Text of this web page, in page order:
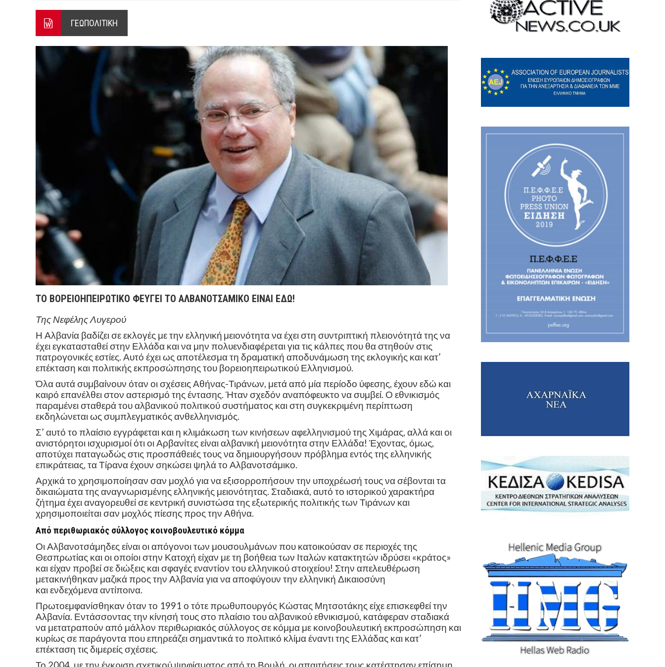
ΓΕΩΠΟΛΙΤΙΚΗ
ΤΟ ΒΟΡΕΙΟΗΠΕΙΡΩΤΙΚΟ ΦΕΥΓΕΙ ΤΟ ΑΛΒΑΝΟΤΣΑΜΙΚΟ ΕΙΝΑΙ ΕΔΩ!
Της Νεφέλης Λυγερού
Η Αλβανία βαδίζει σε εκλογές με την ελληνική μειονότητα να έχει στη συντριπτική πλειονότητά της να
έχει εγκατασταθεί στην Ελλάδα και να μην πολυενδιαφέρεται για τις κάλπες που θα στηθούν στις
πατρογονικές εστίες. Αυτό έχει ως αποτέλεσμα τη δραματική αποδυνάμωση της εκλογικής και κατ’
επέκταση και πολιτικής εκπροσώπησης του βορειοηπειρωτικού Ελληνισμού.
Όλα αυτά συμβαίνουν όταν οι σχέσεις Αθήνας-Τιράνων, μετά από μία περίοδο ύφεσης, έχουν εδώ και
καιρό επανέλθει στον αστερισμό της έντασης. Ήταν σχεδόν αναπόφευκτο να συμβεί. Ο εθνικισμός
παραμένει σταθερά του αλβανικού πολιτικού συστήματος και στη συγκεκριμένη περίπτωση
εκδηλώνεται ως συμπλεγματικός ανθελληνισμός.
Σ’ αυτό το πλαίσιο εγγράφεται και η κλιμάκωση των κινήσεων αφελληνισμού της Χιμάρας, αλλά και οι
ανιστόρητοι ισχυρισμοί ότι οι Αρβανίτες είναι αλβανική μειονότητα στην Ελλάδα! Έχοντας, όμως,
αποτύχει παταγωδώς στις προσπάθειές τους να δημιουργήσουν πρόβλημα εντός της ελληνικής
επικράτειας, τα Τίρανα έχουν σηκώσει ψηλά το Αλβανοτσάμικο.
Αρχικά το χρησιμοποίησαν σαν μοχλό για να εξισορροπήσουν την υποχρέωσή τους να σέβονται τα
δικαιώματα της αναγνωρισμένης ελληνικής μειονότητας. Σταδιακά, αυτό το ιστορικού χαρακτήρα
ζήτημα έχει αναγορευθεί σε κεντρική συνιστώσα της εξωτερικής πολιτικής των Τιράνων και
χρησιμοποιείται σαν μοχλός πίεσης προς την Αθήνα.
Από περιθωριακός σύλλογος κοινοβουλευτικό κόμμα
Οι Αλβανοτσάμηδες είναι οι απόγονοι των μουσουλμάνων που κατοικούσαν σε περιοχές της
Θεσπρωτίας και οι οποίοι στην Κατοχή είχαν με τη βοήθεια των Ιταλών κατακτητών ιδρύσει «κράτος»
και είχαν προβεί σε διώξεις και σφαγές εναντίον του ελληνικού στοιχείου! Στην απελευθέρωση
μετακινήθηκαν μαζικά προς την Αλβανία για να αποφύγουν την ελληνική Δικαιοσύνη
και ενδεχόμενα αντίποινα.
Πρωτοεμφανίσθηκαν όταν το 1991 ο τότε πρωθυπουργός Κώστας Μητσοτάκης είχε επισκεφθεί την
Αλβανία. Εντάσσοντας την κίνησή τους στο πλαίσιο του αλβανικού εθνικισμού, κατάφεραν σταδιακά
να μετατραπούν από μάλλον περιθωριακός σύλλογος σε κόμμα με κοινοβουλευτική εκπροσώπηση και
κυρίως σε παράγοντα που επηρεάζει σημαντικά το πολιτικό κλίμα έναντι της Ελλάδας και κατ’
επέκταση τις διμερείς σχέσεις.